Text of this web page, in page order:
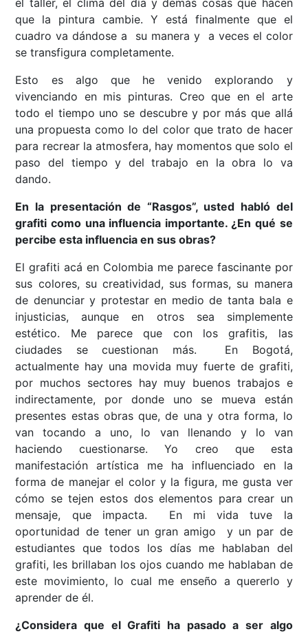
el taller, el clima del día y demás cosas que hacen
que la pintura cambie. Y está finalmente que el
cuadro va dándose a su manera y a veces el color
se transfigura completamente.
Esto es algo que he venido explorando y
vivenciando en mis pinturas. Creo que en el arte
todo el tiempo uno se descubre y por más que allá
una propuesta como lo del color que trato de hacer
para recrear la atmosfera, hay momentos que solo el
paso del tiempo y del trabajo en la obra lo va
dando.
En la presentación de “Rasgos”, usted habló del
grafiti como una influencia importante. ¿En qué se
percibe esta influencia en sus obras?
El grafiti acá en Colombia me parece fascinante por
sus colores, su creatividad, sus formas, su manera
de denunciar y protestar en medio de tanta bala e
injusticias, aunque en otros sea simplemente
estético. Me parece que con los grafitis, las
ciudades se cuestionan más. En Bogotá,
actualmente hay una movida muy fuerte de grafiti,
por muchos sectores hay muy buenos trabajos e
indirectamente, por donde uno se mueva están
presentes estas obras que, de una y otra forma, lo
van tocando a uno, lo van llenando y lo van
haciendo cuestionarse. Yo creo que esta
manifestación artística me ha influenciado en la
forma de manejar el color y la figura, me gusta ver
cómo se tejen estos dos elementos para crear un
mensaje, que impacta. En mi vida tuve la
oportunidad de tener un gran amigo y un par de
estudiantes que todos los días me hablaban del
grafiti, les brillaban los ojos cuando me hablaban de
este movimiento, lo cual me enseño a quererlo y
aprender de él.
¿Considera que el Grafiti ha pasado a ser algo